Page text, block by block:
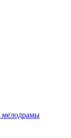
мелодрамы